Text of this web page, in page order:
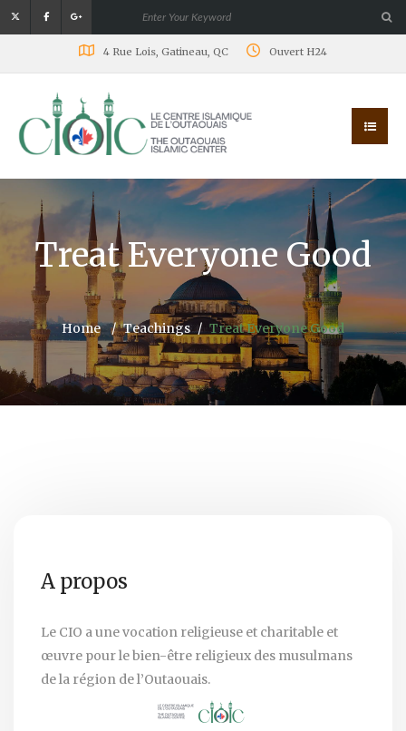
4 Rue Lois, Gatineau, QC Ouvert H24
Treat Everyone Good
Home Teachings Treat Everyone Good
A propos
Le CIO a une vocation religieuse et charitable et
œuvre pour le bien-être religieux des musulmans
de la région de l’Outaouais.